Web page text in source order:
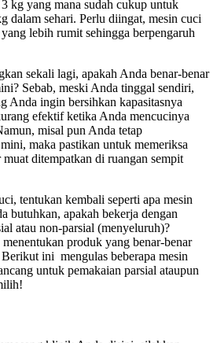
kg yang mana sudah cukup untuk
dalam sehari. Perlu diingat, mesin cuci
lebih rumit sehingga berpengaruh
sekali lagi, apakah Anda benar-benar
Sebab, meski Anda tinggal sendiri,
Anda ingin bersihkan kapasitasnya
efektif ketika Anda mencucinya
misal pun Anda tetap
maka pastikan untuk memeriksa
ditempatkan di ruangan sempit
tentukan kembali seperti apa mesin
butuhkan, apakah bekerja dengan
atau non-parsial (menyeluruh)?
produk yang benar-benar
ini mengulas beberapa mesin
untuk pemakaian parsial ataupun